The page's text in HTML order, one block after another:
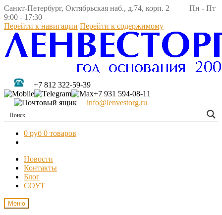
Санкт-Петербург, Октябрьская наб., д.74, корп. 2 Пн - Пт
9:00 - 17:30
Перейти к навигации Перейти к содержимому
+7 812 322-59-39
+7 931 594-08-11
info@lenvestorg.ru
0 руб 0 товаров
Новости
Контакты
Блог
СОУТ
Меню